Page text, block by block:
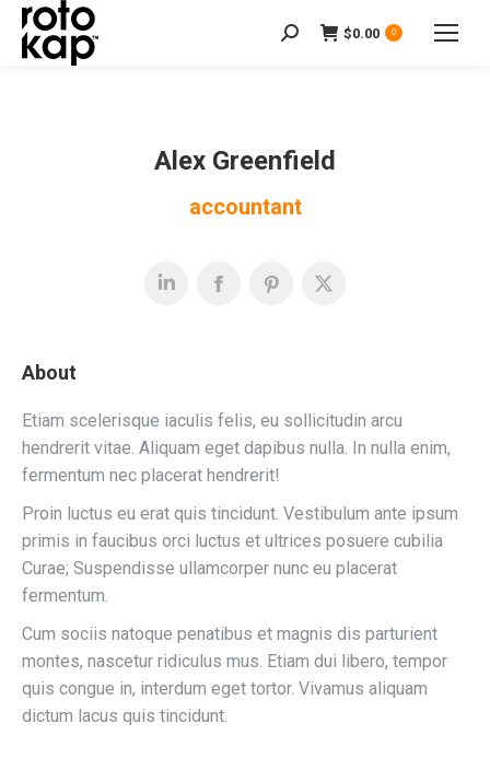
Search: $0.00 0
Alex Greenfield
accountant
About
Etiam scelerisque iaculis felis, eu sollicitudin arcu
hendrerit vitae. Aliquam eget dapibus nulla. In nulla enim,
fermentum nec placerat hendrerit!
Proin luctus eu erat quis tincidunt. Vestibulum ante ipsum
primis in faucibus orci luctus et ultrices posuere cubilia
Curae; Suspendisse ullamcorper nunc eu placerat
fermentum.
Cum sociis natoque penatibus et magnis dis parturient
montes, nascetur ridiculus mus. Etiam dui libero, tempor
quis congue in, interdum eget tortor. Vivamus aliquam
dictum lacus quis tincidunt.